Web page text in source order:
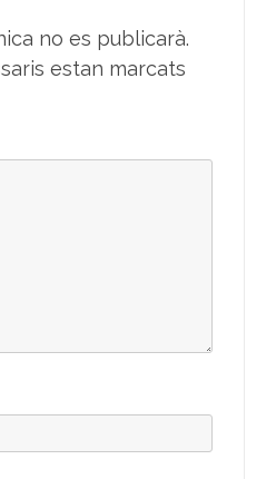
no es publicarà.
estan marcats